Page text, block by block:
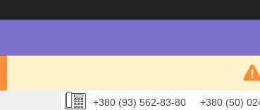
+380 (93) 562-83-80 +380 (50)